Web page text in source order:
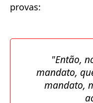
provas:
"Então,
mandato,
mandato,